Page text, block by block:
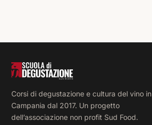
Corsi di degustazione e cultura del vino in
Campania dal 2017. Un progetto
dell’associazione non profit Sud Food.